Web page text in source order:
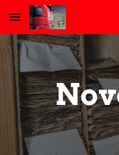
Skip to main content